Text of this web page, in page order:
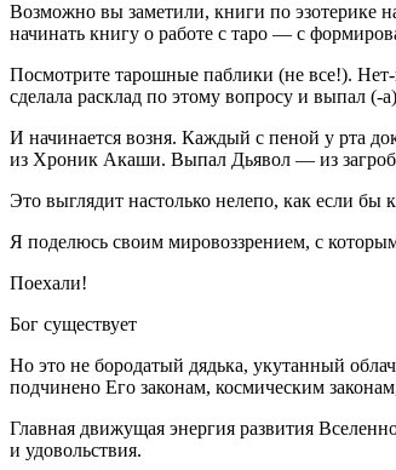
Возможно вы заметили, книги по эзотерике
начинать книгу о работе с таро — с
Посмотрите тарошные паблики (не все!).
сделала расклад по этому вопросу и выпал (-
И начинается возня. Каждый с пеной у рта
из Хроник Акаши. Выпал Дьявол — из
Это выглядит настолько нелепо, как если бы
Я поделюсь своим мировоззрением, с
Поехали!
Бог существует
Но это не бородатый дядька, укутанный
подчинено Его законам, космическим
Главная движущая энергия развития
и удовольствия.